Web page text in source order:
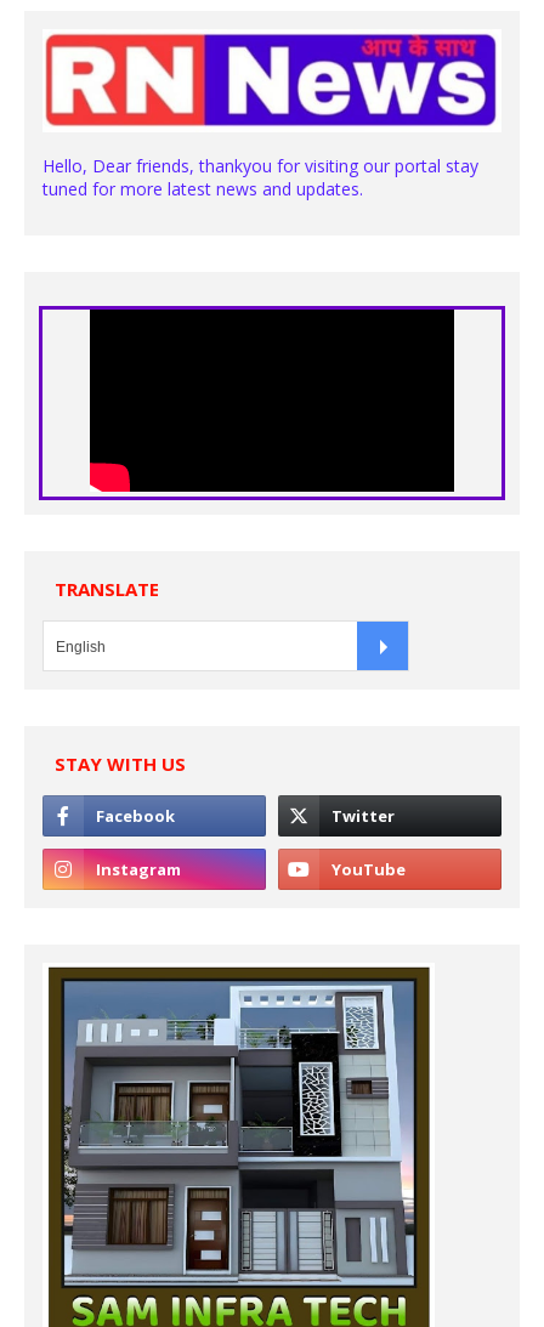
Hello, Dear friends, thankyou for visiting our portal stay
tuned for more latest news and updates.
TRANSLATE
STAY WITH US